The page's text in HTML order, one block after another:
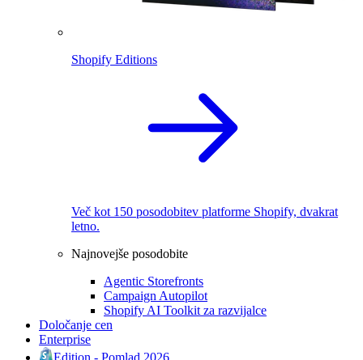
Shopify Editions
Več kot 150 posodobitev platforme Shopify, dvakrat
letno.
Najnovejše posodobite
Agentic Storefronts
Campaign Autopilot
Shopify AI Toolkit za razvijalce
Določanje cen
Enterprise
Edition - Pomlad 2026